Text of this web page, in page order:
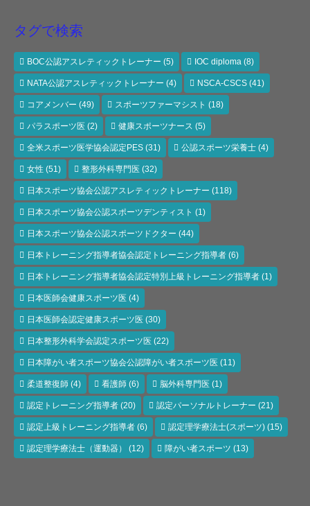
タグで検索
BOC公認アスレティックトレーナー (5) IOC diploma (8)
NATA公認アスレティックトレーナー (4) NSCA-CSCS (41)
コアメンバー (49) スポーツファーマシスト (18)
パラスポーツ医 (2) 健康スポーツナース (5)
全米スポーツ医学協会認定PES (31) 公認スポーツ栄養士 (4)
女性 (51) 整形外科専門医 (32)
日本スポーツ協会公認アスレティックトレーナー (118)
日本スポーツ協会公認スポーツデンティスト (1)
日本スポーツ協会公認スポーツドクター (44)
日本トレーニング指導者協会認定トレーニング指導者 (6)
日本トレーニング指導者協会認定特別上級トレーニング指導者 (1)
日本医師会健康スポーツ医 (4)
日本医師会認定健康スポーツ医 (30)
日本整形外科学会認定スポーツ医 (22)
日本障がい者スポーツ協会公認障がい者スポーツ医 (11)
柔道整復師 (4) 看護師 (6) 脳外科専門医 (1)
認定トレーニング指導者 (20) 認定パーソナルトレーナー (21)
認定上級トレーニング指導者 (6) 認定理学療法士(スポーツ) (15)
認定理学療法士（運動器） (12) 障がい者スポーツ (13)